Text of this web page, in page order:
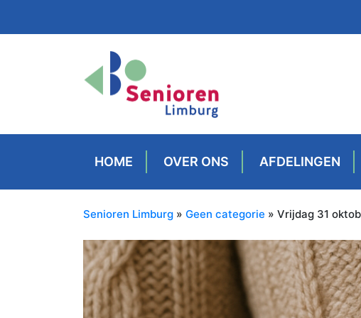
HOME OVER ONS AFDELINGEN
Senioren Limburg » Geen categorie » Vrijdag 31